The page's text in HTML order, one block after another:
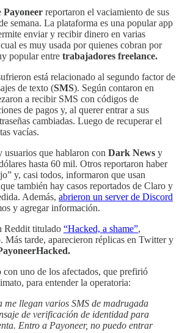
Payoneer reportaron el vaciamiento de sus
semana. La plataforma es una popular app
enviar y recibir dinero en varias
es muy usada por quienes cobran por
popular entre trabajadores freelance.
está relacionado al segundo factor de
de texto (SMS). Según contaron en
a recibir SMS con códigos de
de pagos y, al querer entrar a sus
cambiadas. Luego de recuperar el
vacías.
usuarios que hablaron con Dark News y
hasta 60 mil. Otros reportaron haber
y, casi todos, informaron que usan
también hay casos reportados de Claro y
Además, abrieron un server de Discord
y agregar información.
Reddit titulado “Hacked, a shame”,
Más tarde, aparecieron réplicas en Twitter y
con uno de los afectados, que prefirió
para entender la operatoria:
me llegan varios SMS de madrugada
de verificación de identidad para
Entro a Payoneer, no puedo entrar